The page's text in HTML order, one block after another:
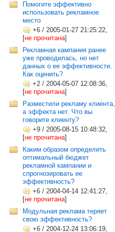
Помогите эффективно
использовать рекламное
место
+6 / 2005-01-27 21:25:22,
[не прочитана]
Рекламная кампания ранее
уже проводилась, но нет
данных о ее эффективности.
Как оценить?
+2 / 2004-05-07 12:08:36,
[не прочитана]
Разместили рекламу клиента,
а эффекта нет. Что вы
говорите клиенту?
+9 / 2005-08-15 10:48:32,
[не прочитана]
Каким образом определить
оптимальный бюджет
рекламной кампании и
спрогнозировать ее
эффективность?
+6 / 2004-04-14 12:41:27,
[не прочитана]
Модульная реклама теряет
свою эффективность?
+6 / 2004-12-24 13:06:19,